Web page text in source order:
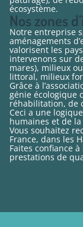
écosystème.
Nos zones
Notre entreprise
aménagements
valorisent les
intervenons sur
mares), milieux
littoral, milieux
Grâce à
génie écologique
réhabilitation, de
Ceci a une
humaines et de
Vous souhaitez
France, dans les
Faites confiance
prestations de